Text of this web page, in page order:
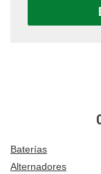
Baterías
Alternadores